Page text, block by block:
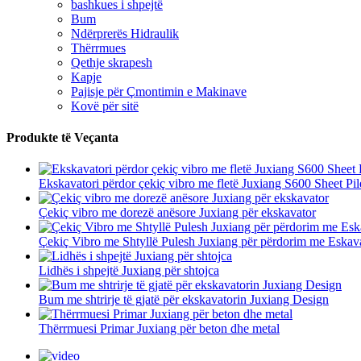
bashkues i shpejtë
Bum
Ndërprerës Hidraulik
Thërrmues
Qethje skrapesh
Kapje
Pajisje për Çmontimin e Makinave
Kovë për sitë
Produkte të Veçanta
Ekskavatori përdor çekiç vibro me fletë Juxiang S600 Sheet
Çekiç vibro me dorezë anësore Juxiang për ekskavator
Çekiç Vibro me Shtyllë Pulesh Juxiang për përdorim me
Lidhës i shpejtë Juxiang për shtojca
Bum me shtrirje të gjatë për ekskavatorin Juxiang Design
Thërrmuesi Primar Juxiang për beton dhe metal